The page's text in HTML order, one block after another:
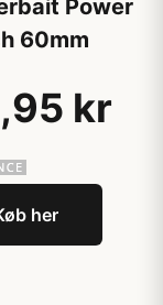
Power
60mm
kr
her